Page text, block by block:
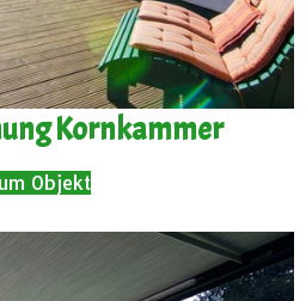
Kornkammer
Objekt